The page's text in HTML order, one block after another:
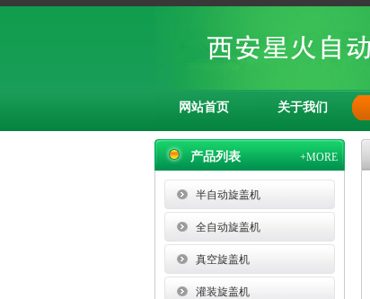
网站首页 关于我们
产品列表 +MORE
半自动旋盖机
全自动旋盖机
真空旋盖机
灌装旋盖机